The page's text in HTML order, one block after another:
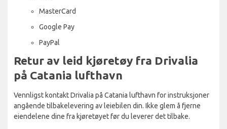
MasterCard
Google Pay
PayPal
Retur av leid kjøretøy fra Drivalia
på Catania lufthavn
Vennligst kontakt Drivalia på Catania lufthavn for instruksjoner
angående tilbakelevering av leiebilen din. Ikke glem å fjerne
eiendelene dine fra kjøretøyet før du leverer det tilbake.